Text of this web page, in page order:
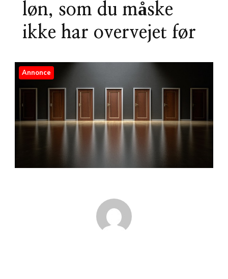
løn, som du måske
ikke har overvejet før
Annonce